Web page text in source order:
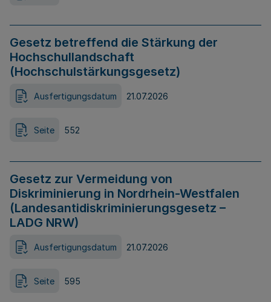
Gesetz betreffend die Stärkung der
Hochschullandschaft
(Hochschulstärkungsgesetz)
Ausfertigungsdatum 21.07.2026
Seite 552
Gesetz zur Vermeidung von
Diskriminierung in Nordrhein-Westfalen
(Landesantidiskriminierungsgesetz –
LADG NRW)
Ausfertigungsdatum 21.07.2026
Seite 595